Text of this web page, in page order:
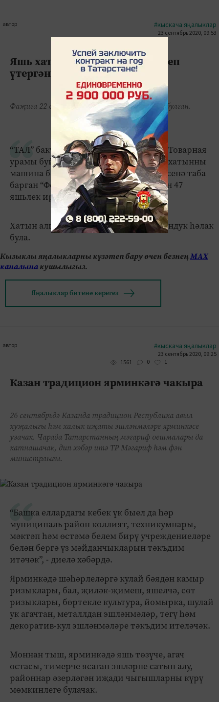
автор #кыскача яңалыклар
23 сентябрь 2020, 09:53
Яшь хатынны машина бәрдереп
үтергән
Фаҗига 22 сентябрь көнне кичке сәгать 7дә булган.
“ТАЛ” бакчачылар иптәшлеге янында Товарная
урамы буйлап барганда, 35-40 яшьлек хатынны
машина бәрдерә. Октябрьский бистәсенә таба
барган “Фольксваген” машинасы белән 47
яшьлек ир идарә итә.
Хатын алган тән җәрәхәтләреннән шундук һәлак
була.
Кызыклы яңалыкларны күзәтеп бару өчен безнеңМАХ
каналынакушылыгыз.
Яңалыклар битенә керегез
автор #кыскача яңалыклар
23 сентябрь 2020, 09:25
1561
0 1
Казан традицион ярминкәгә чакыра
26 сентябрьдә Казанда традицион Республика авыл
хуҗалыгы һәм халык иҗаты эшләнмәләре ярминкәсе
узачак. Чарада Татарстанның мәгариф оешмалары да
катнашачак, дип хәбәр итә ТР Мәгариф һәм фән
министрлыгы.
“Башка еллардагы кебек үк быел да һәр
муниципаль район көллият, техникумнары,
мәктәп һәм өстәмә белем бирү учреждениеләре
белән бергә үз мәйданчыкларын тәкъдим
итәчәк”, - диелә хәбәрдә.
Ярминкәдә шәһәрлеләргә кулай бәядән камыр
ризыклары, бал, җиләк-җимеш, яшелчә, сөт
ризыклары, бөртекле культура, йомырка, шулай
ук агачтан, металлдан эшләнмәләр, тегү һәм
декоратив-кул эшләнмәләре тәкъдим ителәчәк.
Моннан тыш, ярминкәдә яшь төзүче, агач
остасы, тимерче ясаган эшләрне сатып алу,
районнар әзерләгән иҗади чыгышларны күрү
мөмкинлеге булачак.